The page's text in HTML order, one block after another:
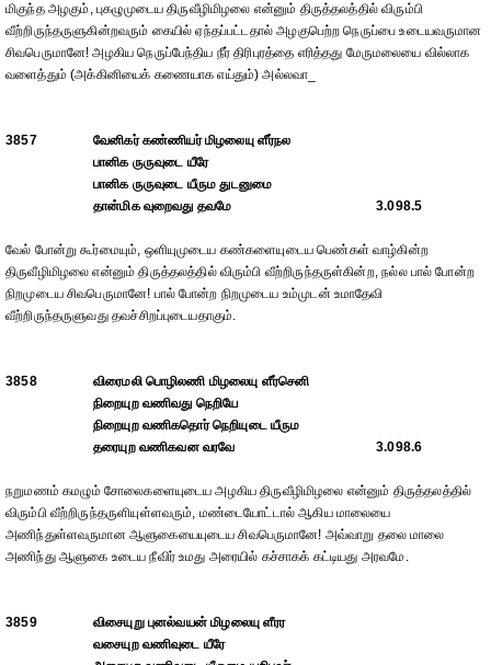
மிகுந்த அழகும், புகழுமுடைய திருவீழிமிழலை என்னும் திருத்தலத்தில் விரும்பி
வீற்றிருந்தருளுகின்றவரும் கையில் ஏந்தப்பட்டதால் அழகுபெற்ற நெருப்பை உடையவருமான
சிவபெருமானே! அழகிய நெருப்பேந்திய நீர் திரிபுரத்தை எரித்தது மேருமலையை வில்லாக
வளைத்தும் (அக்கினியைக் கணையாக எய்தும்) அல்லவா_
3857
வேனிகர் கண்ணியர் மிழலையு ளீர்நல
பானிக ருருவுடை யீரே
பானிக ருருவுடை யீரும துடனுமை
தான்மிக வுறைவது தவமே
3.098.5
வேல் போன்று கூர்மையும், ஒளியுமுடைய கண்களையுடைய பெண்கள் வாழ்கின்ற
திருவீழிமிழலை என்னும் திருத்தலத்தில் விரும்பி வீற்றிருந்தருள்கின்ற, நல்ல பால் போன்ற
நிறமுடைய சிவபெருமானே! பால் போன்ற நிறமுடைய உம்முடன் உமாதேவி
வீற்றிருந்தருளுவது தவச்சிறப்புடையதாகும்.
3858
விரைமலி பொழிலணி மிழலையு ளீர்செனி
நிறையுற வணிவது நெறியே
நிறையுற வணிகதொர் நெறியுடை யீரும
தரையுற வணிகவன வரவே
3.098.6
நறுமணம் கமழும் சோலைகளையுடைய அழகிய திருவீழிமிழலை என்னும் திருத்தலத்தில்
விரும்பி வீற்றிருந்தருளியுள்ளவரும், மண்டையோட்டால் ஆகிய மாலையை
அணிந்துள்ளவருமான ஆளுகையையுடைய சிவபெருமானே! அவ்வாறு தலை மாலை
அணிந்து ஆளுகை உடைய நீவிர் உமது அரையில் கச்சாகக் கட்டியது அரவமே.
3859
விசையுறு புனல்வயன் மிழலையு ளீரர
வசையுற வணிவுடை யீரே